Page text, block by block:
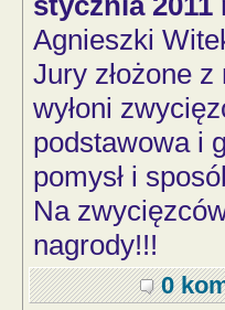
Agnieszki
Jury złożone
wyłoni
podstawowa i
pomysł i
Na
nagrody!!!
0